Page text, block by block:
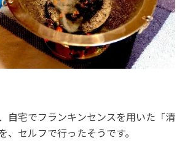
自宅でフランキンセンスを用いた「清
、セルフで行ったそうです。